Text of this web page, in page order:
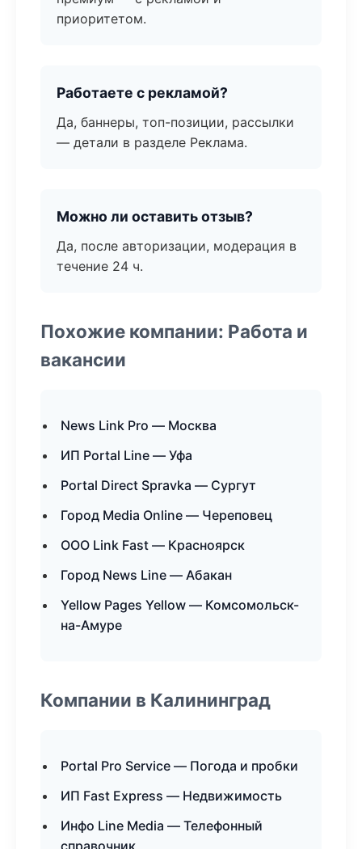
приоритетом.
Работаете с рекламой?
Да, баннеры, топ-позиции, рассылки
— детали в разделе Реклама.
Можно ли оставить отзыв?
Да, после авторизации, модерация в
течение 24 ч.
Похожие компании: Работа и
вакансии
News Link Pro — Москва
ИП Portal Line — Уфа
Portal Direct Spravka — Сургут
Город Media Online — Череповец
ООО Link Fast — Красноярск
Город News Line — Абакан
Yellow Pages Yellow — Комсомольск-
на-Амуре
Компании в Калининград
Portal Pro Service — Погода и пробки
ИП Fast Express — Недвижимость
Инфо Line Media — Телефонный
справочник